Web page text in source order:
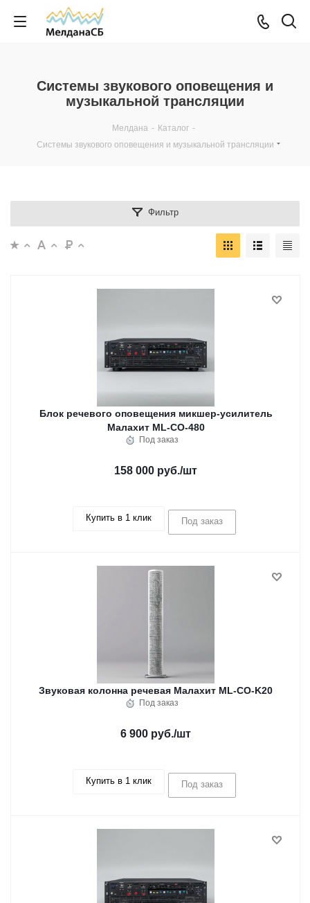
Системы звукового оповещения и
музыкальной трансляции
Мелдана - Каталог -
Системы звукового оповещения и музыкальной трансляции
Фильтр
Блок речевого оповещения микшер-усилитель
Малахит ML-CO-480
Под заказ
158 000 руб./шт
Купить в 1 клик Под заказ
Звуковая колонна речевая Малахит ML-CO-K20
Под заказ
6 900 руб./шт
Купить в 1 клик Под заказ